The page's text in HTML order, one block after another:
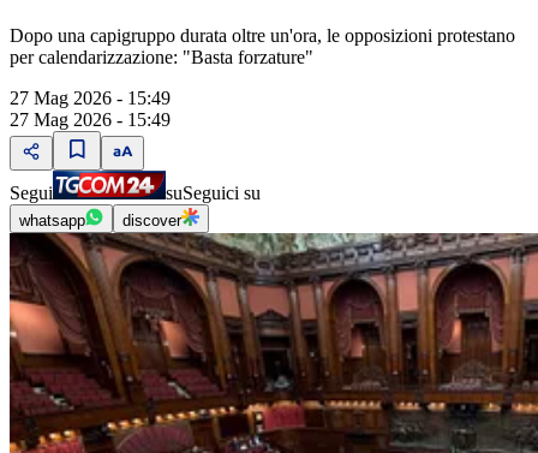
Dopo una capigruppo durata oltre un'ora, le opposizioni protestano
per calendarizzazione: "Basta forzature"
27 Mag 2026 - 15:49
27 Mag 2026 - 15:49
Segui suSeguici su
whatsapp discover